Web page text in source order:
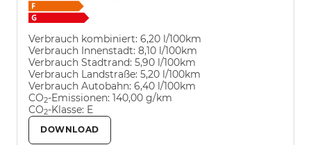
Verbrauch kombiniert: 6,20 l/100km
Verbrauch Innenstadt: 8,10 l/100km
Verbrauch Stadtrand: 5,90 l/100km
Verbrauch Landstraße: 5,20 l/100km
Verbrauch Autobahn: 6,40 l/100km
CO2-Emissionen: 140,00 g/km
CO2-Klasse: E
DOWNLOAD